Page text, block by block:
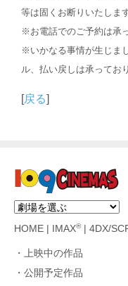
等は固くお断りいたします
※お電話でのご予約は承
※いかなる事情が生じま
ル、払い戻しは承ってお
[戻る]
HOME | IMAX®| 4DX/
上映中の作品
公開予定作品